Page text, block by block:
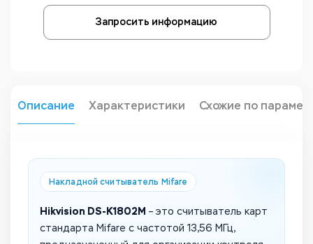
Запросить информацию
Описание Характеристики Схожие по
Накладной считыватель Mifare
Hikvision DS-K1802M – это считыватель карт
стандарта Mifare с частотой 13,56 МГц,